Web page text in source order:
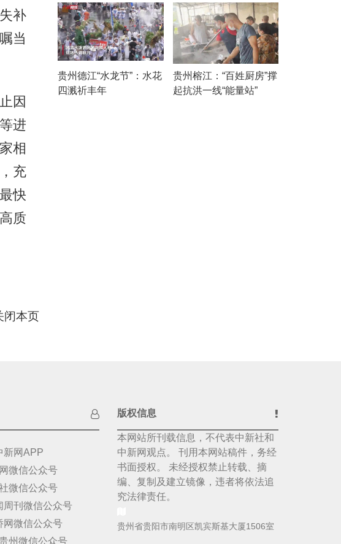
补
当
因
进
相
充
快
质
闭本页
贵州德江“水龙节”：水花
四溅祈丰年
贵州榕江：“百姓厨房”撑
起抗洪一线“能量站”
新网APP
微信公众号
微信公众号
周刊微信公众号
网微信公众号
州微信公众号
版权信息
本网站所刊载信息，不代表中新社和
中新网观点。 刊用本网站稿件，务经
书面授权。 未经授权禁止转载、摘
编、复制及建立镜像，违者将依法追
究法律责任。
贵州省贵阳市南明区凯宾斯基大厦1506室